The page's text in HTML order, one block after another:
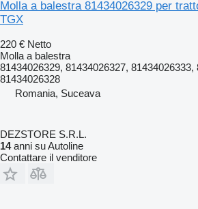
Molla a balestra 81434026329 per
TGX
220 € Netto
Molla a balestra
81434026329, 81434026327, 81434026333,
81434026328
Romania, Suceava
DEZSTORE S.R.L.
14anni su Autoline
Contattare il venditore